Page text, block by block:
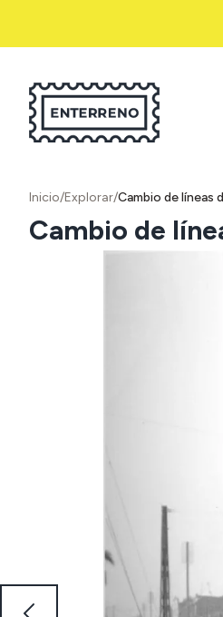
Inicio/Explorar/Cambio de líneas
Cambio de